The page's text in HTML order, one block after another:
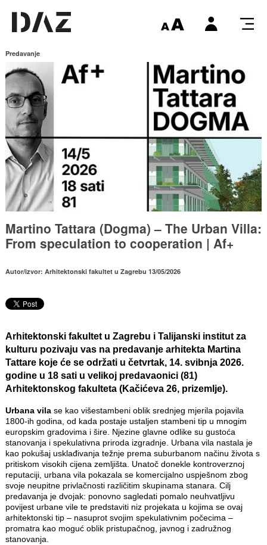
Predavanje
Martino Tattara (Dogma) – The Urban Villa:
From speculation to cooperation | Af+
Autor/izvor: Arhitektonski fakultet u Zagrebu 13/05/2026
Arhitektonski fakultet u Zagrebu i Talijanski institut za
kulturu pozivaju vas na predavanje arhitekta Martina
Tattare koje će se održati u četvrtak, 14. svibnja 2026.
godine u 18 sati u velikoj predavaonici (81)
Arhitektonskog fakulteta (Kačićeva 26, prizemlje).
Urbana vilase kao višestambeni oblik srednjeg mjerila pojavila
1800-ih godina, od kada postaje ustaljen stambeni tip u mnogim
europskim gradovima i šire. Njezine glavne odlike su gustoća
stanovanja i spekulativna priroda izgradnje. Urbana vila nastala je
kao pokušaj usklađivanja težnje prema suburbanom načinu života s
pritiskom visokih cijena zemljišta. Unatoč donekle kontroverznoj
reputaciji, urbana vila pokazala se komercijalno uspješnom zbog
svoje neupitne privlačnosti različitim skupinama stanara. Cilj
predavanja je dvojak: ponovno sagledati pomalo neuhvatljivu
povijest urbane vile te predstaviti niz projekata u kojima se ovaj
arhitektonski tip – nasuprot svojim spekulativnim počecima –
promatra kao moguć oblik pristupačnog, javnog i zadružnog
stanovanja.